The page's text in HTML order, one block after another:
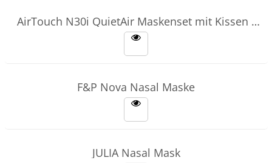
AirTouch N30i QuietAir Maskenset mit Kissen /
Rahmen
F&P Nova Nasal Maske
JULIA Nasal Mask